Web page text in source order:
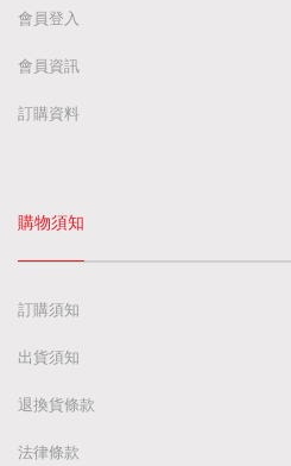
會員登入
會員資訊
訂購資料
購物須知
訂購須知
出貨須知
退換貨條款
法律條款